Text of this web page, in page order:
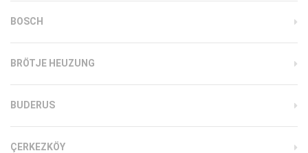
BOSCH
BRÖTJE HEUZUNG
BUDERUS
ÇERKEZKÖY